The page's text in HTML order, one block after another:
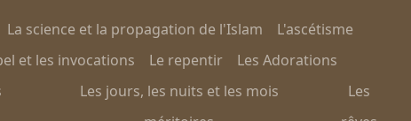
La science et la propagation de l'Islam
L'ascétisme
et les invocations Le repentir
Les Adorations
Les jours, les nuits et les mois
Les